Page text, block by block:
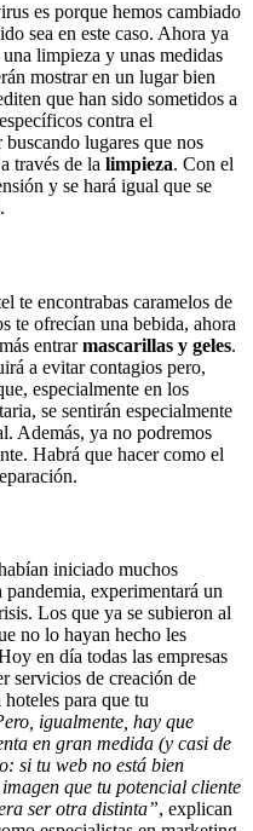
es porque hemos cambiado
sea en este caso. Ahora ya
limpieza y unas medidas
mostrar en un lugar bien
que han sido sometidos a
contra el
lugares que nos
través de la limpieza. Con el
y se hará igual que se
te encontrabas caramelos de
te ofrecían una bebida, ahora
entrarmascarillas y geles.
a evitar contagios pero,
especialmente en los
se sentirán especialmente
Además, ya no podremos
Habrá que hacer como el
iniciado muchos
experimentará un
Los que ya se subieron al
no lo hayan hecho les
en día todas las empresas
servicios de creación de
para que tu
igualmente, hay que
en gran medida (y casi de
si tu web no está bien
que tu potencial cliente
ser otra distinta”, explican